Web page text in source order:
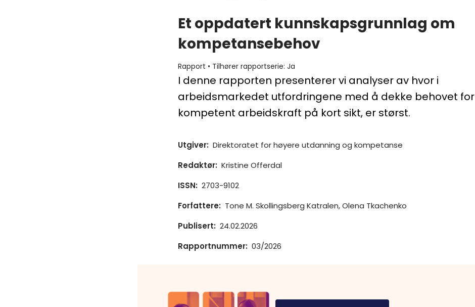
Et oppdatert kunnskapsgrunnlag om
kompetansebehov
Rapport • Tilhører rapportserie: Ja
I denne rapporten presenterer vi analyser av hvor i
arbeidsmarkedet utfordringene med å dekke behovet for
kompetent arbeidskraft på kort sikt, er størst.
Utgiver: Direktoratet for høyere utdanning og kompetanse
Redaktør: Kristine Offerdal
ISSN: 2703-9102
Forfattere: Tone M. Skollingsberg Katralen, Olena Tkachenko
Publisert: 24.02.2026
Rapportnummer: 03/2026